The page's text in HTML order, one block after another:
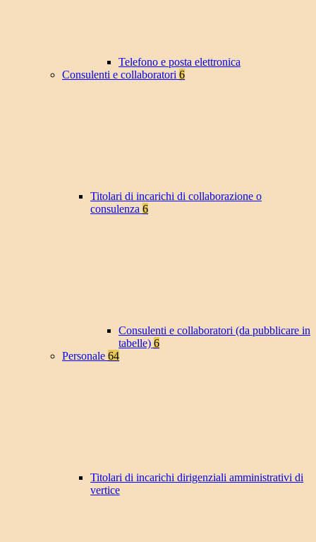
Telefono e posta elettronica
Consulenti e collaboratori 6
Titolari di incarichi di collaborazione o
consulenza 6
Consulenti e collaboratori (da pubblicare in
tabelle) 6
Personale 64
Titolari di incarichi dirigenziali amministrativi di
vertice